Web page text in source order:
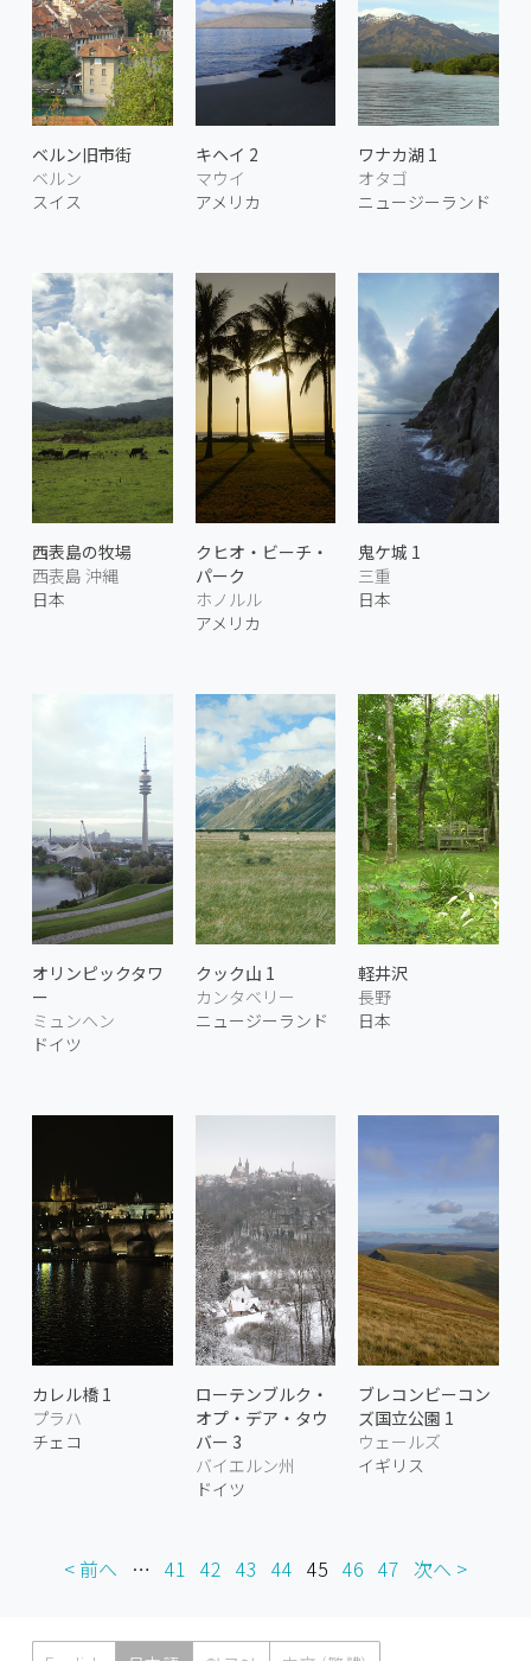
ベルン旧市街
ベルン
スイス
キヘイ 2
マウイ
アメリカ
ワナカ湖 1
オタゴ
ニュージーランド
西表島の牧場
西表島 沖縄
日本
クヒオ・ビーチ・
パーク
ホノルル
アメリカ
鬼ケ城 1
三重
日本
オリンピックタワ
ー
ミュンヘン
ドイツ
クック山 1
カンタベリー
ニュージーランド
軽井沢
長野
日本
カレル橋 1
プラハ
チェコ
ローテンブルク・
オプ・デア・タウ
バー 3
バイエルン州
ドイツ
ブレコンビーコン
ズ国立公園 1
ウェールズ
イギリス
< 前へ … 41 42 43 44 45 46 47 次へ >